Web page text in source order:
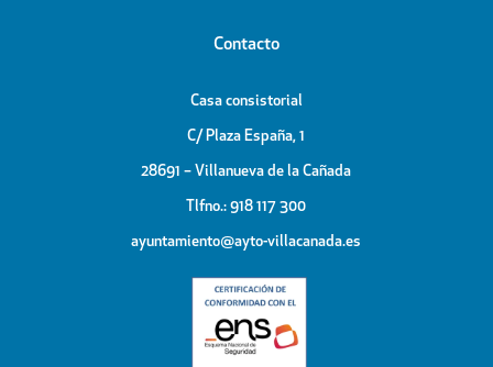
Contacto
Casa consistorial
C/ Plaza España, 1
28691 – Villanueva de la Cañada
Tlfno.: 918 117 300
ayuntamiento@ayto-villacanada.es